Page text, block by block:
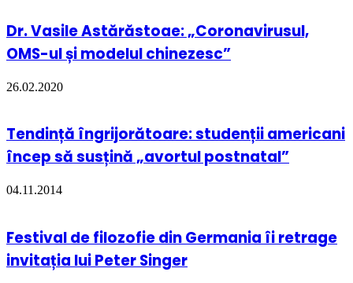
Dr. Vasile Astărăstoae: „Coronavirusul,
OMS-ul și modelul chinezesc”
26.02.2020
Tendință îngrijorătoare: studenții americani
încep să susțină „avortul postnatal”
04.11.2014
Festival de filozofie din Germania îi retrage
invitația lui Peter Singer